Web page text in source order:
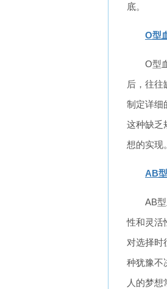
底。
O型
O型
后，往往
制定详细
这种缺乏
想的实现。
AB
AB
性和灵活
对选择时
种犹豫不
人的梦想